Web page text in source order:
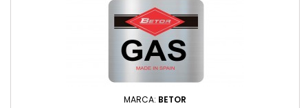
MARCA: BETOR